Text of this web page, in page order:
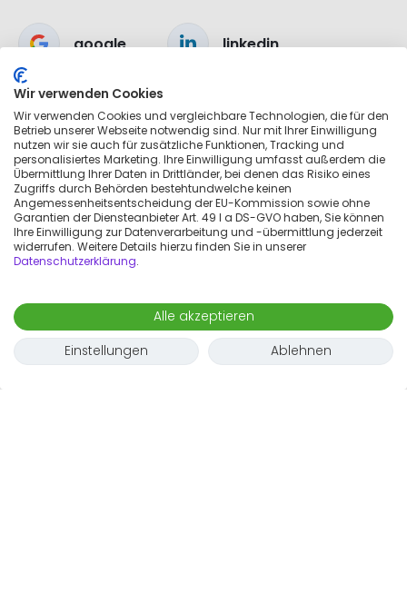
google linkedin
apple
Wir verwenden Cookies
Wir verwenden Cookies und vergleichbare Technologien, die für den
Betrieb unserer Webseite notwendig sind. Nur mit Ihrer Einwilligung
nutzen wir sie auch für zusätzliche Funktionen, Tracking und
personalisiertes Marketing. Ihre Einwilligung umfasst außerdem die
Übermittlung Ihrer Daten in Drittländer, bei denen das Risiko eines
Zugriffs durch Behörden bestehtundwelche keinen
Angemessenheitsentscheidung der EU-Kommission sowie ohne
Garantien der Diensteanbieter Art. 49 I a DS-GVO haben, Sie können
Ihre Einwilligung zur Datenverarbeitung und -übermittlung jederzeit
widerrufen. Weitere Details hierzu finden Sie in unserer
Datenschutzerklärung.
Alle akzeptieren
Einstellungen
Ablehnen